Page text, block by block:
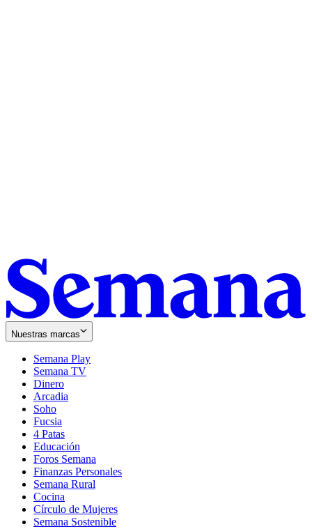
Nuestras marcas
Semana Play
Semana TV
Dinero
Arcadia
Soho
in
new
window
Fucsia
in
new
window
4 Patas
Educación
Foros Semana
Finanzas Personales
Semana Rural
Cocina
Círculo de Mujeres
Semana Sostenible